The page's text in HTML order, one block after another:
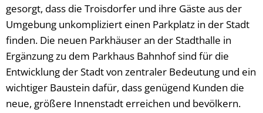
gesorgt, dass die Troisdorfer und ihre Gäste aus der
Umgebung unkompliziert einen Parkplatz in der Stadt
finden. Die neuen Parkhäuser an der Stadthalle in
Ergänzung zu dem Parkhaus Bahnhof sind für die
Entwicklung der Stadt von zentraler Bedeutung und ein
wichtiger Baustein dafür, dass genügend Kunden die
neue, größere Innenstadt erreichen und bevölkern.